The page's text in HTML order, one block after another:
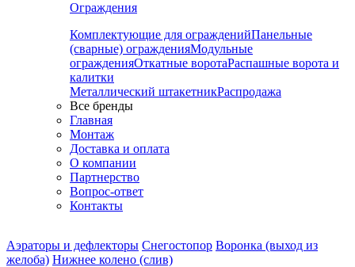
Ограждения
Комплектующие для огражденийПанельные
(сварные) огражденияМодульные
огражденияОткатные воротаРаспашные ворота и
калитки
Металлический штакетникРаспродажа
Все бренды
Главная
Монтаж
Доставка и оплата
О компании
Партнерство
Вопрос-ответ
Контакты
Аэраторы и дефлекторы Снегостопор Воронка (выход из
желоба) Нижнее колено (слив)